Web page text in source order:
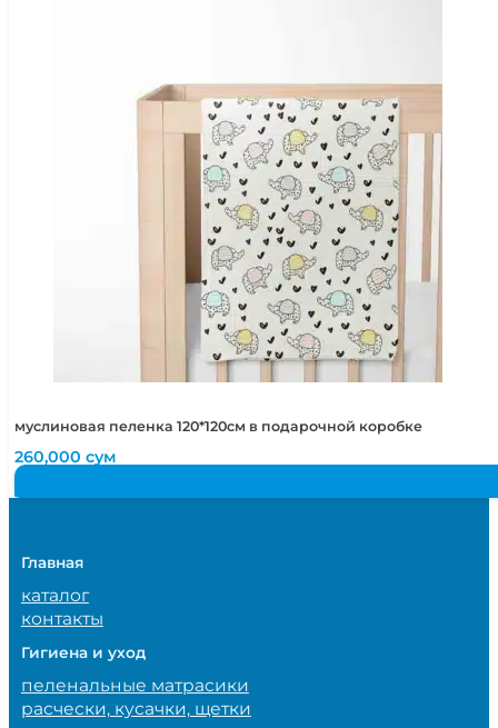
муслиновая пеленка 120*120см в подарочной коробке
260,000сум
Главная
каталог
контакты
Гигиена и уход
пеленальные матрасики
расчески, кусачки, щетки